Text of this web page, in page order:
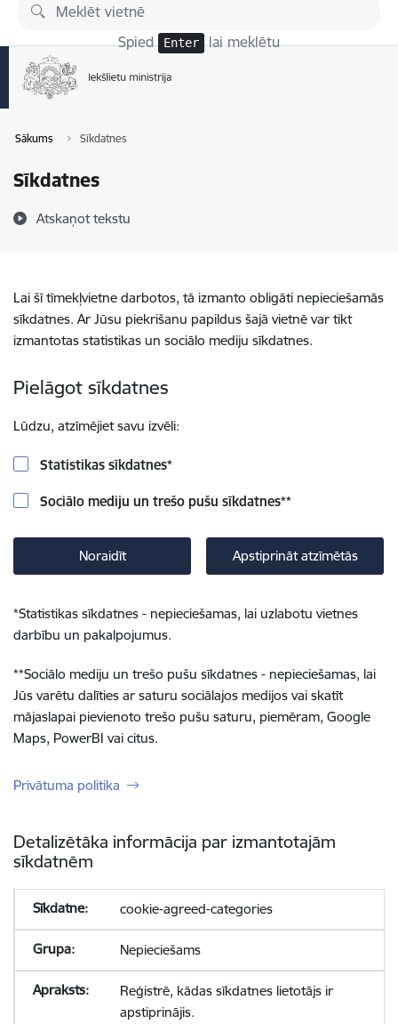
Pāriet uz lapas saturu
Spied Enter lai meklētu
Sākums Sīkdatnes
Sīkdatnes
Atskaņot tekstu
Lai šī tīmekļvietne darbotos, tā izmanto obligāti nepieciešamās
sīkdatnes. Ar Jūsu piekrišanu papildus šajā vietnē var tikt
izmantotas statistikas un sociālo mediju sīkdatnes.
Pielāgot sīkdatnes
Lūdzu, atzīmējiet savu izvēli:
Statistikas sīkdatnes*
Sociālo mediju un trešo pušu sīkdatnes**
Noraidīt Apstiprināt atzīmētās
*Statistikas sīkdatnes - nepieciešamas, lai uzlabotu vietnes
darbību un pakalpojumus.
**Sociālo mediju un trešo pušu sīkdatnes - nepieciešamas, lai
Jūs varētu dalīties ar saturu sociālajos medijos vai skatīt
mājaslapai pievienoto trešo pušu saturu, piemēram, Google
Maps, PowerBI vai citus.
Privātuma politika
Detalizētāka informācija par izmantotajām
sīkdatnēm
cookie-agreed-categories
Nepieciešams
Reģistrē, kādas sīkdatnes lietotājs ir
apstiprinājis.